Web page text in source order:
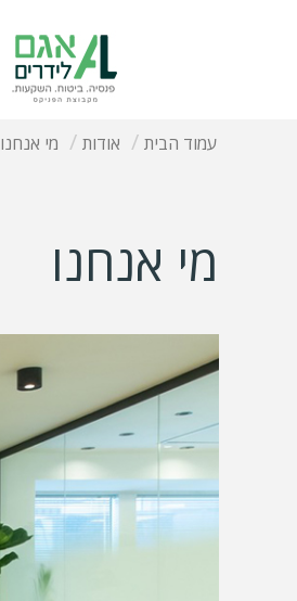
עמוד הבית אודות מי אנחנו
מי אנחנו